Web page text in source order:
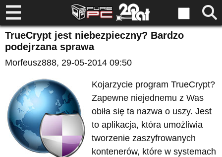
TrueCrypt jest niebezpieczny? Bardzo
podejrzana sprawa
Morfeusz888, 29-05-2014 09:50
Kojarzycie program TrueCrypt?
Zapewne niejednemu z Was
obiła się ta nazwa o uszy. Jest
to aplikacja, która umożliwia
tworzenie zaszyfrowanych
kontenerów, które w systemach